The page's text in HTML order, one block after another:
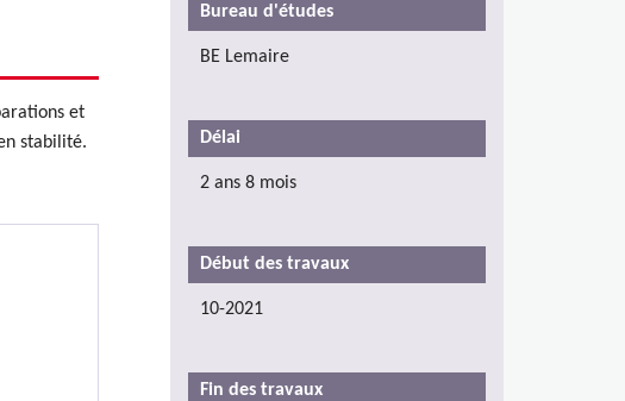
et
stabilité.
Bureau d'études
BE Lemaire
Délai
2 ans 8 mois
Début des travaux
10-2021
Fin des travaux